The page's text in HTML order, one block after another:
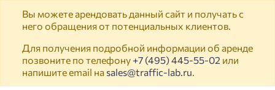
Вы можете арендовать данный сайт и получать с
него обращения от потенциальных клиентов.
Для получения подробной информации об аренде
позвоните по телефону +7 (495) 445-55-02 или
напишите email на sales@traffic-lab.ru.